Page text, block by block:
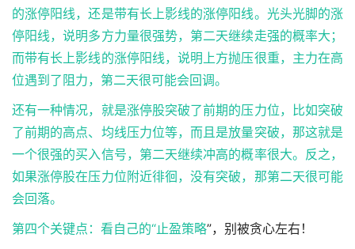
的涨停阳线，还是带有长上影线的涨停阳线。光头光脚的涨
停阳线，说明多方力量很强势，第二天继续走强的概率大；
而带有长上影线的涨停阳线，说明上方抛压很重，主力在高
位遇到了阻力，第二天很可能会回调。
还有一种情况，就是涨停股突破了前期的压力位，比如突破
了前期的高点、均线压力位等，而且是放量突破，那这就是
一个很强的买入信号，第二天继续冲高的概率很大。反之，
如果涨停股在压力位附近徘徊，没有突破，那第二天很可能
会回落。
第四个关键点：看自己的“止盈策略”，别被贪心左右！